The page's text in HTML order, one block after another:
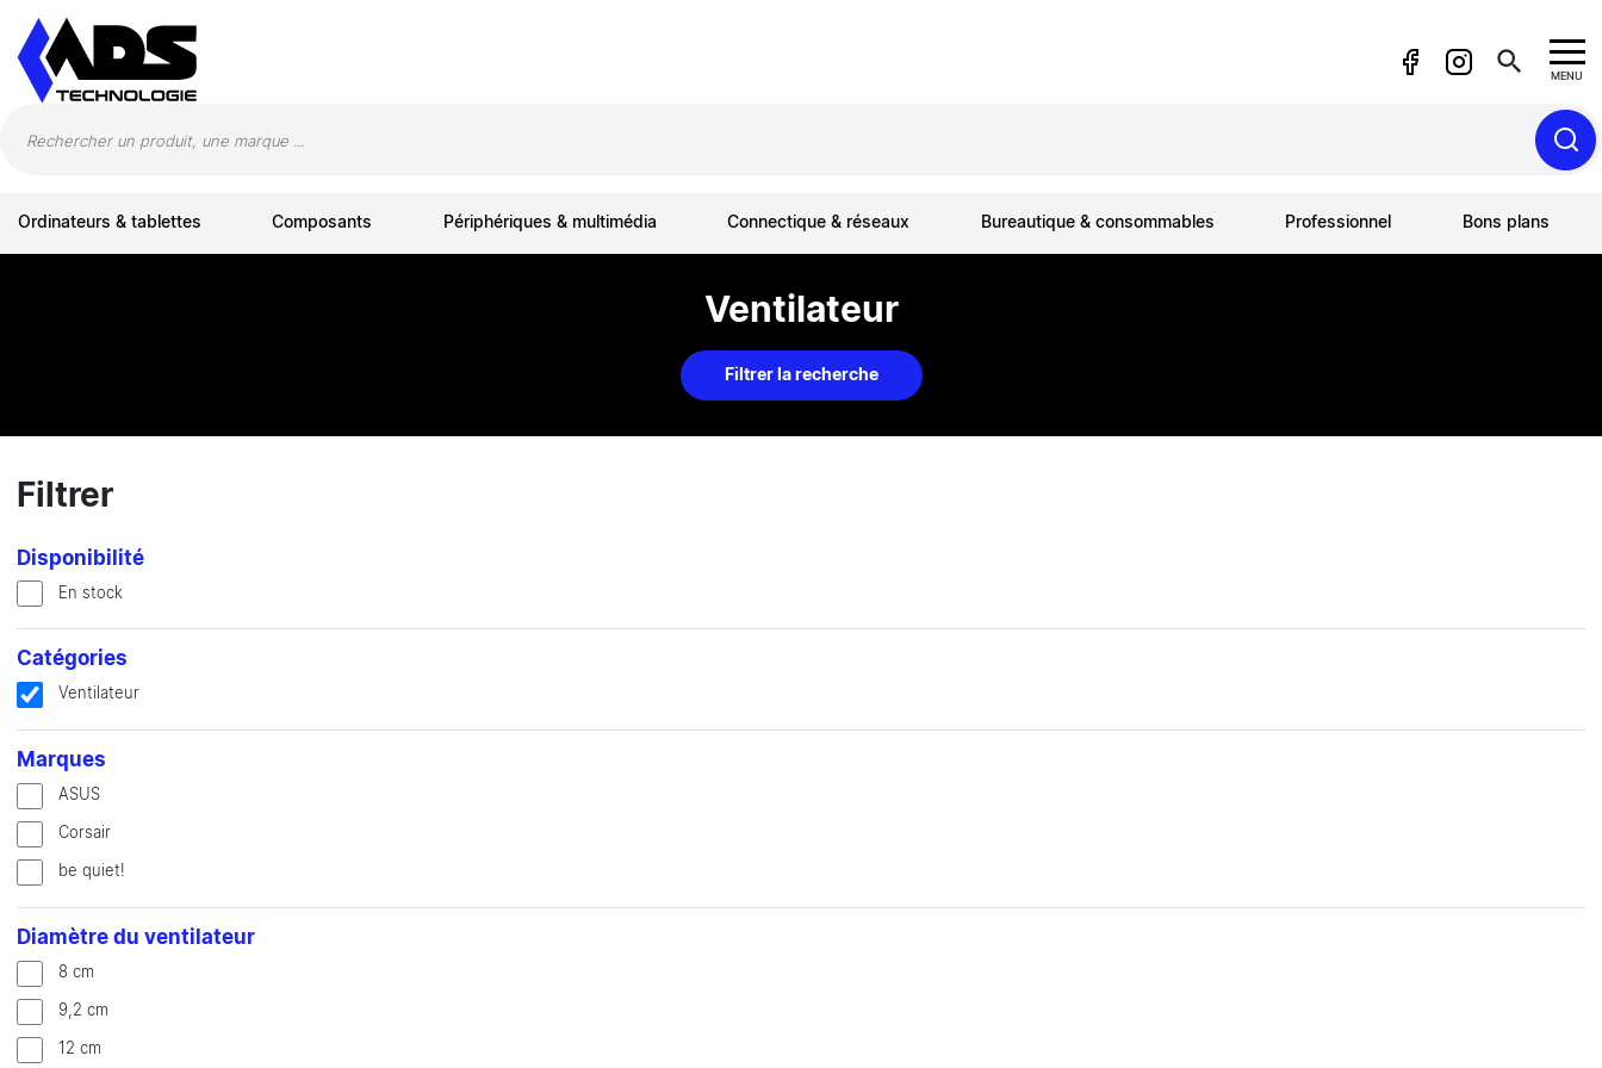
search MENU
Ordinateurs & tablettes Composants Périphériques & multimédia Connectique & réseaux Bureautique & consommables Professionnel Bons plans
Ventilateur
Filtrer la recherche
Filtrer
Disponibilité
En stock
Catégories
Ventilateur
Marques
ASUS
Corsair
be quiet!
Diamètre du ventilateur
8 cm
9,2 cm
12 cm